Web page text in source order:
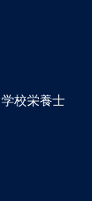
校栄養士